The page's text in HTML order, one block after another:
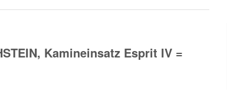
Kamineinsatz Esprit IV =